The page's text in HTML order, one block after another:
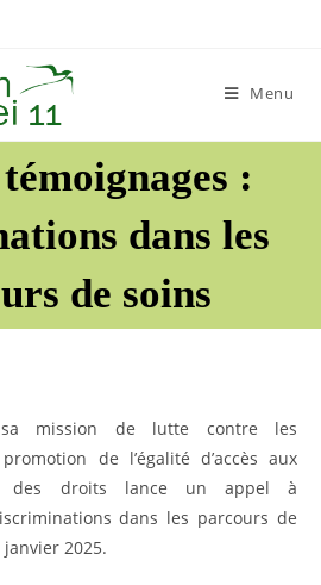
Menu
:
dans les
de soins
mission de lutte contre les
de l’égalité d’accès aux
des droits lance un appel à
dans les parcours de
janvier 2025.